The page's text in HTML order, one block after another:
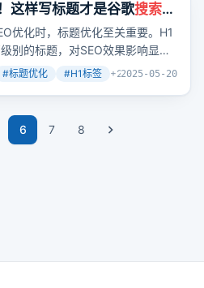
这样写标题才是谷歌搜索引
提升网站流量（原创不
优化时，标题优化至关重要。H1
别的标题，对SEO效果影响显
标题标签，如保持唯一性、相关
结构化层次、未包含关键词、标题
使用非描述性标题、过度优化和忽
#标题优化 #H1标签 +22025-05-20
6 7 8